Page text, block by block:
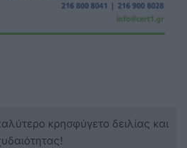
κρησφύγετο δειλίας και